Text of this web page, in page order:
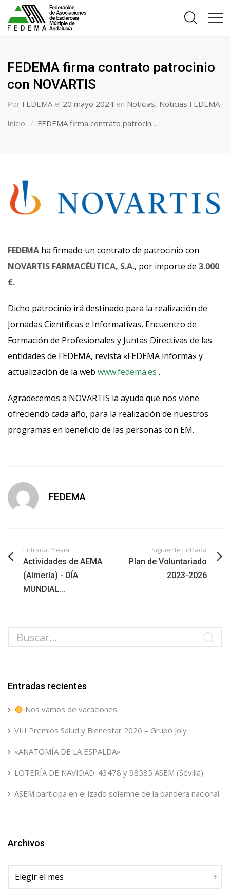
FEDEMA firma contrato patrocinio
con NOVARTIS
Por FEDEMA el 20 mayo 2024 en Noticias, Noticias FEDEMA
Inicio
FEDEMA firma contrato patrocin...
FEDEMA ha firmado un contrato de patrocinio con
NOVARTIS FARMACÉUTICA, S.A., por importe de 3.000
€.
Dicho patrocinio irá destinado para la realización de
Jornadas Científicas e Informativas, Encuentro de
Formación de Profesionales y Juntas Directivas de las
entidades de FEDEMA, revista «FEDEMA informa» y
actualización de la web www.fedema.es .
Agradecemos a NOVARTIS la ayuda que nos viene
ofreciendo cada año, para la realización de nuestros
programas en beneficio de las personas con EM.
FEDEMA
Entrada Previa
Actividades de AEMA
(Almería) - DÍA
MUNDIAL...
Siguiente Entrada
Plan de Voluntariado
2023-2026
Entradas recientes
Nos vamos de vacaciones
VIII Premios Salud y Bienestar 2026 – Grupo Joly
«ANATOMÍA DE LA ESPALDA»
LOTERÍA DE NAVIDAD: 43478 y 98585 ASEM (Sevilla)
ASEM participa en el izado solemne de la bandera nacional
Archivos
Archivos